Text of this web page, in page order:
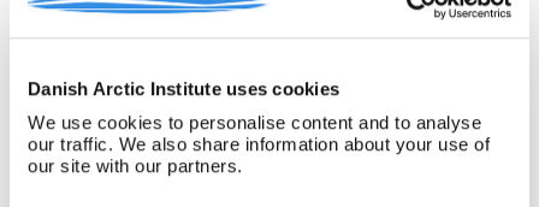
Danish Arctic Institute uses cookies
We use cookies to personalise content and to analyse
our traffic. We also share information about your use of
our site with our partners.
fødselsdag. Perioden er 1904-21.
Accessionsdato:
Klausuler:
Note:
Note eksisterer